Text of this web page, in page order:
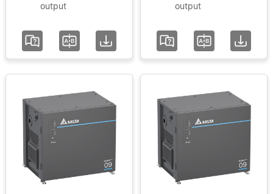
output
output